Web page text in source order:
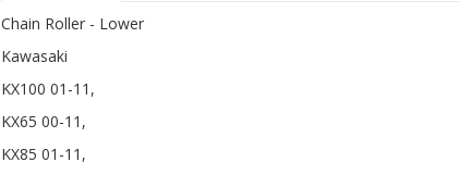
Chain Roller - Lower
Kawasaki
KX100 01-11,
KX65 00-11,
KX85 01-11,